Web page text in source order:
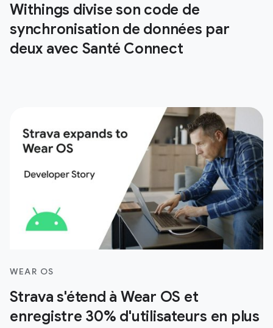
Withings divise son code de
synchronisation de données par
deux avec Santé Connect
WEAR OS
Strava s'étend à Wear OS et
enregistre 30% d'utilisateurs en plus